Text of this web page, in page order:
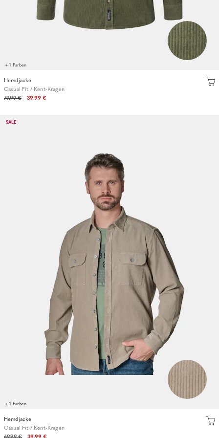
+ 1 Farben
Hemdjacke
Casual Fit / Kent-Kragen
79.99 €
39.99 €
SALE
+ 1 Farben
Hemdjacke
Casual Fit / Kent-Kragen